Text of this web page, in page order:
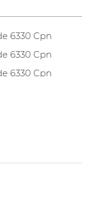
6330 Cpn
6330 Cpn
6330 Cpn